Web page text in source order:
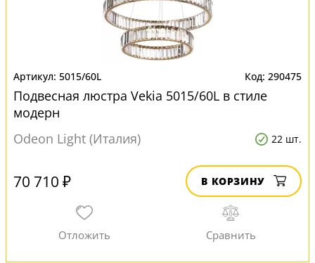
5015/60L 290475
Подвесная люстра Vekia 5015/60L в стиле
модерн
Odeon Light (Италия)
22 шт.
70 710 ₽ В КОРЗИНУ